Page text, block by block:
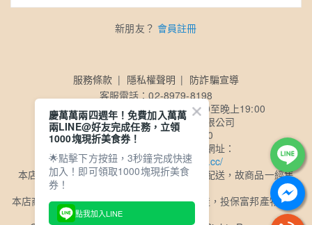
新朋友？ 會員註冊
服務條款 隱私權聲明
防詐騙宣導
客服電話：02-8979-8198
客服時間：【週一至週五】早上10:00至晚上19:00
公司名稱：買多多國際股份有限公司
公司統一編號：50857140
公司電子發票查詢及載具歸戶網址：
https://consumer.ezreceipt.cc/
本店商品採用黑貓冷凍物流、超商冷凍物流配送，故商品一經售
本店商品委由ISO及HACCP認證食品工廠製造，投保富邦產物1億2
千萬元產品責任險
慶萬萬兩四週年！免費加入萬萬
兩LINE@好友完成任務，立領
1000塊現折美食券！
🌟點擊下方按鈕，3秒鐘完成快速
加入！即可領取1000塊現折美食
券！
點我加入LINE